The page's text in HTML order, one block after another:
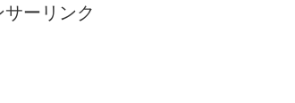
サーリンク